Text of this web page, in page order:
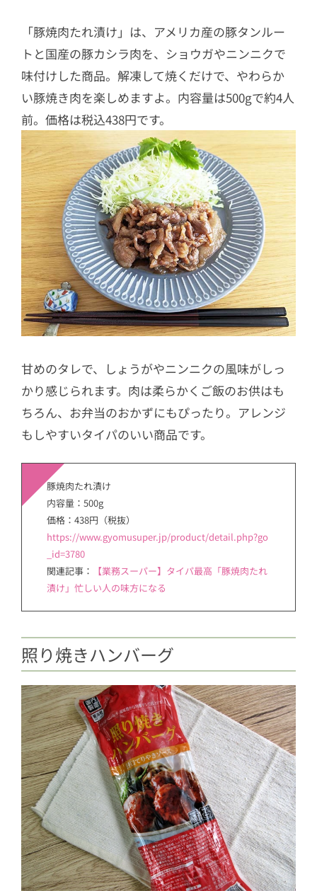
「豚焼肉たれ漬け」は、アメリカ産の豚タンルー
トと国産の豚カシラ肉を、ショウガやニンニクで
味付けした商品。解凍して焼くだけで、やわらか
い豚焼き肉を楽しめますよ。内容量は500gで約4人
前。価格は税込438円です。
甘めのタレで、しょうがやニンニクの風味がしっ
かり感じられます。肉は柔らかくご飯のお供はも
ちろん、お弁当のおかずにもぴったり。アレンジ
もしやすいタイパのいい商品です。
豚焼肉たれ漬け
内容量：500g
価格：438円（税抜）
https://www.gyomusuper.jp/product/detail.php?go
_id=3780
関連記事：
【業務スーパー】タイパ最高「豚焼肉たれ
漬け」忙しい人の味方になる
照り焼きハンバーグ